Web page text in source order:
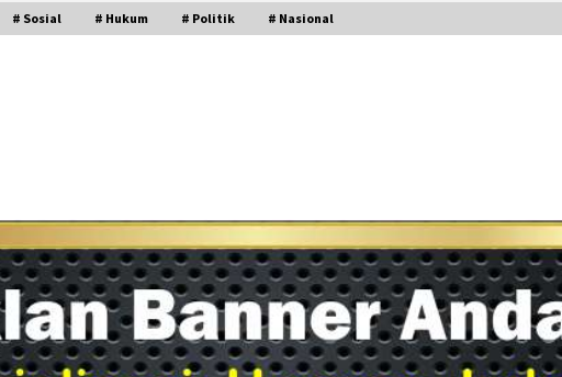
# Sosial # Hukum # Politik # Nasional